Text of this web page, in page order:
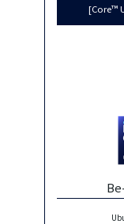
[Core™